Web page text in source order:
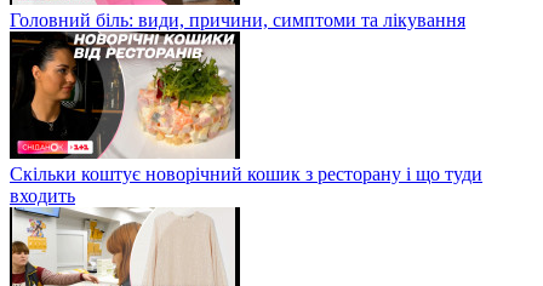
Головний біль: види, причини, симптоми та лікування
Скільки коштує новорічний кошик з ресторану і що туди
входить